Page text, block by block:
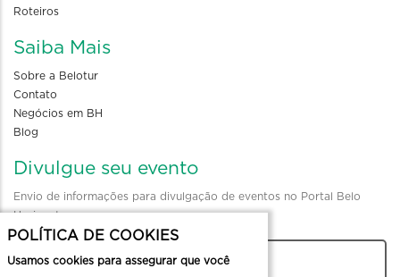
Roteiros
Saiba Mais
Sobre a Belotur
Contato
Negócios em BH
Blog
Divulgue seu evento
Envio de informações para divulgação de eventos no Portal Belo
Horizonte
CADASTRAR
POLÍTICA DE COOKIES
Usamos cookies para assegurar que você